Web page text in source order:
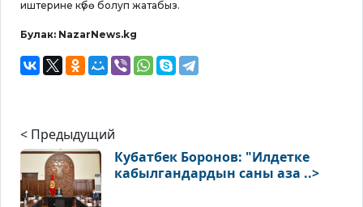
иштерине күбө болуп жатабыз.
Булак: NazarNews.kg
< Предыдущий
Кубатбек Боронов: "Илдетке
кабылгандардын саны аза ..>